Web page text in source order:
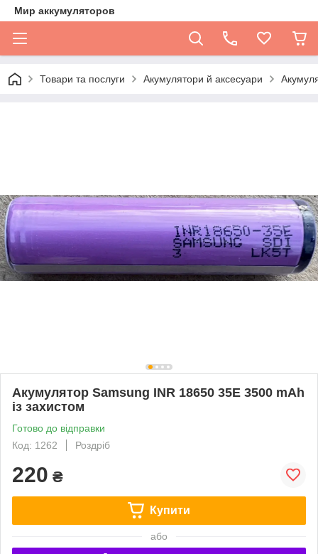
Мир аккумуляторов
Товари та послуги Акумулятори й аксесуари
Акумулятор Samsung INR 18650 35E 3500 mAh
із захистом
Готово до відправки
Код: 1262
Роздріб
220 ₴
Купити
або